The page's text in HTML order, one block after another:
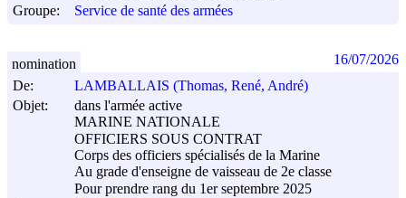
Groupe:
Service de santé des armées
De:
LAMBALLAIS (Thomas, René, André)
Objet:
dans l'armée active
MARINE NATIONALE
OFFICIERS SOUS CONTRAT
Corps des officiers spécialisés de la Marine
Au grade d'enseigne de vaisseau de 2e classe
Pour prendre rang du 1er septembre 2025
nomination 16/07/2026